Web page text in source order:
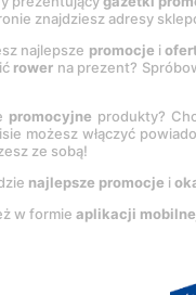
znajdziesz adresy
najlepsze promocje i
rower na prezent?
promocyjne produkty?
możesz włączyć
ze sobą!
najlepsze promocje i
w formie aplikacji